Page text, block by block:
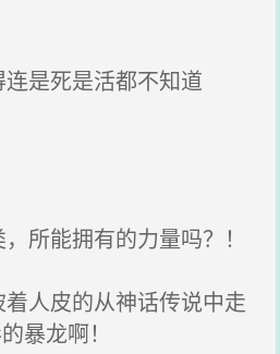
是死是活都不知道
所能拥有的力量吗？！
人皮的从神话传说中走
暴龙啊！